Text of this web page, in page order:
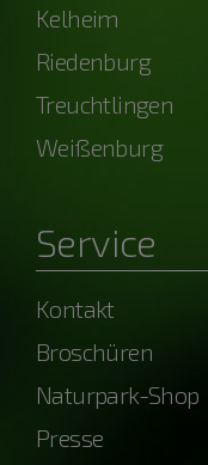
Kelheim
Riedenburg
Treuchtlingen
Weißenburg
Service
Kontakt
Broschüren
Naturpark-Shop
Presse